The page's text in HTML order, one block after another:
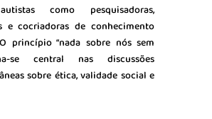
como pesquisadoras,
e cocriadoras de conhecimento
princípio “nada sobre nós sem
se central nas discussões
sobre ética, validade social e